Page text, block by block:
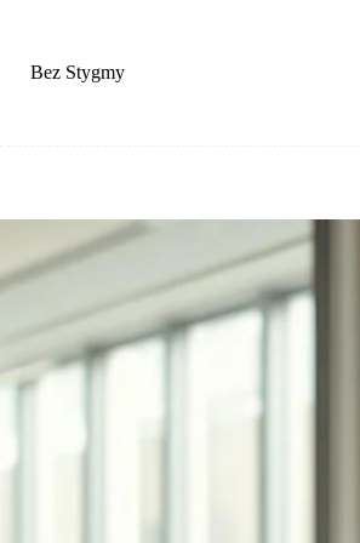
Bez Stygmy